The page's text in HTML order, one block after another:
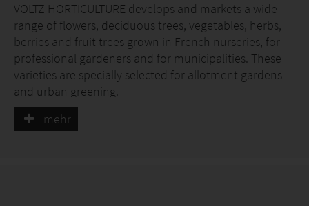
VOLTZ HORTICULTURE develops and markets a wide
range of flowers, deciduous trees, vegetables, herbs,
berries and fruit trees grown in French nurseries, for
professional gardeners and for municipalities. These
varieties are specially selected for allotment gardens
and urban greening.
VOLTZ HORTICULTURE develops and distributes in
mehr